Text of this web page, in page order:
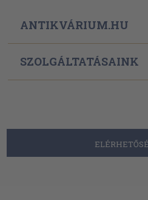
ANTIKVÁRIUM.HU
SZOLGÁLTATÁSAINK